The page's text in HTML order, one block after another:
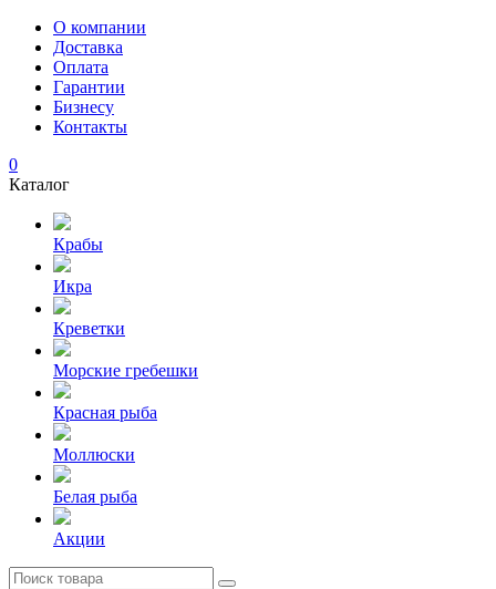
О компании
Доставка
Оплата
Гарантии
Бизнесу
Контакты
0
Каталог
Крабы
Икра
Креветки
Морские гребешки
Красная рыба
Моллюски
Белая рыба
Акции